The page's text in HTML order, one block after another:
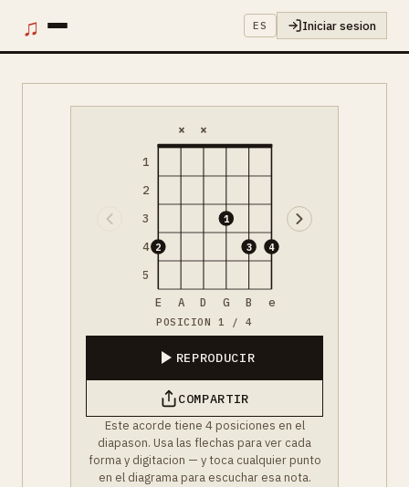
♫ ES Iniciar sesion
1
2
3
4
5
× ×
2
1
3 4
E A D G B e
POSICION 1 / 4
REPRODUCIR
COMPARTIR
Este acorde tiene 4 posiciones en el
diapason. Usa las flechas para ver cada
forma y digitacion — y toca cualquier punto
en el diagrama para escuchar esa nota.